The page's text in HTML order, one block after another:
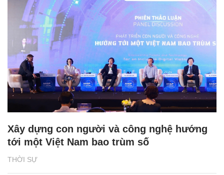
THỜI SỰ
Xây dựng con người và công nghệ hướng
tới một Việt Nam bao trùm số